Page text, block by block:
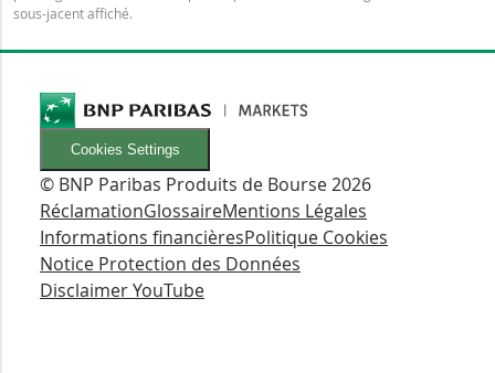
sous-jacent affiché.
Cookies Settings
© BNP Paribas Produits de Bourse 2026
RéclamationGlossaireMentions Légales
Informations financièresPolitique Cookies
Notice Protection des Données
Disclaimer YouTube